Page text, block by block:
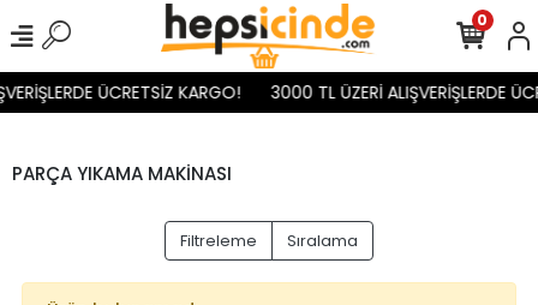
ÜCRETSİZ KARGO! 3000 TL ÜZERİ ALIŞVERİŞLERDE
0
PARÇA YIKAMA MAKİNASI
Filtreleme Sıralama